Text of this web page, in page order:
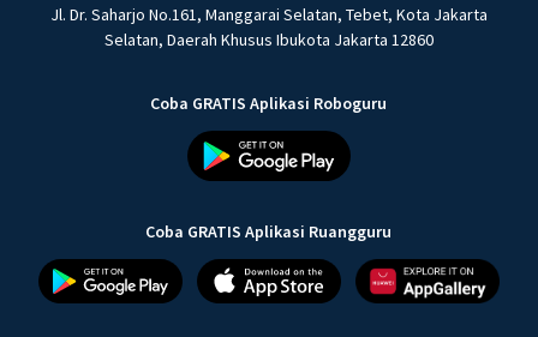
Jl. Dr. Saharjo No.161, Manggarai Selatan, Tebet, Kota Jakarta
Selatan, Daerah Khusus Ibukota Jakarta 12860
Coba GRATIS Aplikasi Roboguru
Coba GRATIS Aplikasi Ruangguru